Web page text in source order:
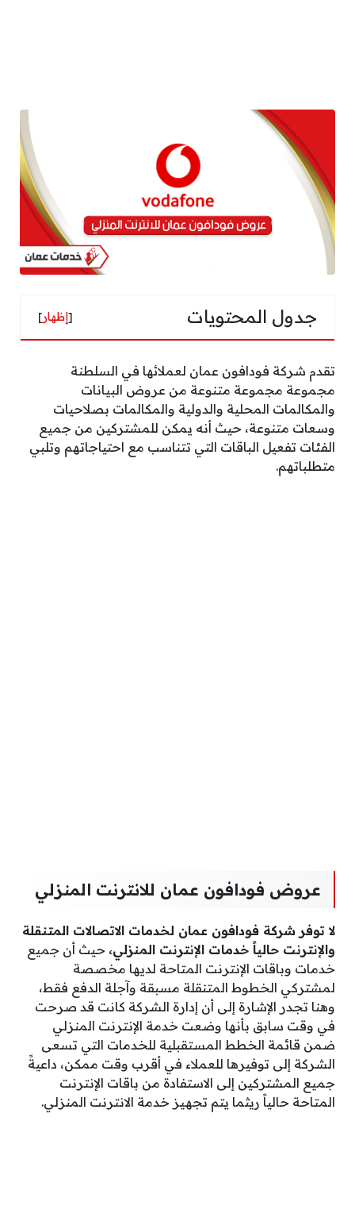
جدول المحتويات [إظهار]
تقدم شركة فودافون عمان لعملائها في السلطنة
مجموعة مجموعة متنوعة من عروض البيانات
والمكالمات المحلية والدولية والمكالمات بصلاحيات
وسعات متنوعة، حيث أنه يمكن للمشتركين من جميع
الفئات تفعيل الباقات التي تتناسب مع احتياجاتهم وتلبي
متطلباتهم.
عروض فودافون عمان للانترنت المنزلي
لا توفر شركة فودافون عمان لخدمات الاتصالات المتنقلة
والإنترنت حالياً خدمات الإنترنت المنزلي، حيث أن جميع
خدمات وباقات الإنترنت المتاحة لديها مخصصة
لمشتركي الخطوط المتنقلة مسبقة وآجلة الدفع فقط،
وهنا تجدر الإشارة إلى أن إدارة الشركة كانت قد صرحت
في وقت سابق بأنها وضعت خدمة الإنترنت المنزلي
ضمن قائمة الخطط المستقبلية للخدمات التي تسعى
الشركة إلى توفيرها للعملاء في أقرب وقت ممكن، داعيةً
جميع المشتركين إلى الاستفادة من باقات الإنترنت
المتاحة حالياً ريثما يتم تجهيز خدمة الانترنت المنزلي.